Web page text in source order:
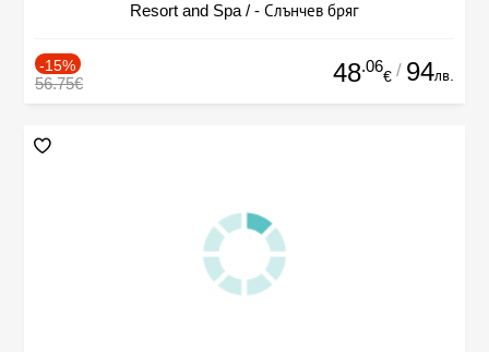
Resort and Spa / - Слънчев бряг
-15%
56.75€ 48.06
€ / 94лв.